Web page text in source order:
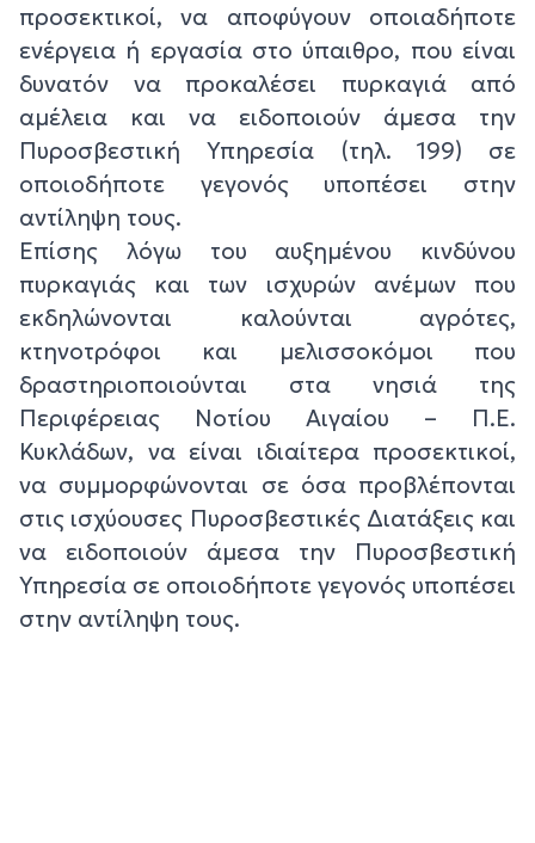
προσεκτικοί, να αποφύγουν οποιαδήποτε
ενέργεια ή εργασία στο ύπαιθρο, που είναι
δυνατόν να προκαλέσει πυρκαγιά από
αμέλεια και να ειδοποιούν άμεσα την
Πυροσβεστική Υπηρεσία (τηλ. 199) σε
οποιοδήποτε γεγονός υποπέσει στην
αντίληψη τους.
Επίσης λόγω του αυξημένου κινδύνου
πυρκαγιάς και των ισχυρών ανέμων που
εκδηλώνονται καλούνται αγρότες,
κτηνοτρόφοι και μελισσοκόμοι που
δραστηριοποιούνται στα νησιά της
Περιφέρειας Νοτίου Αιγαίου – Π.Ε.
Κυκλάδων, να είναι ιδιαίτερα προσεκτικοί,
να συμμορφώνονται σε όσα προβλέπονται
στις ισχύουσες Πυροσβεστικές Διατάξεις και
να ειδοποιούν άμεσα την Πυροσβεστική
Υπηρεσία σε οποιοδήποτε γεγονός υποπέσει
στην αντίληψη τους.